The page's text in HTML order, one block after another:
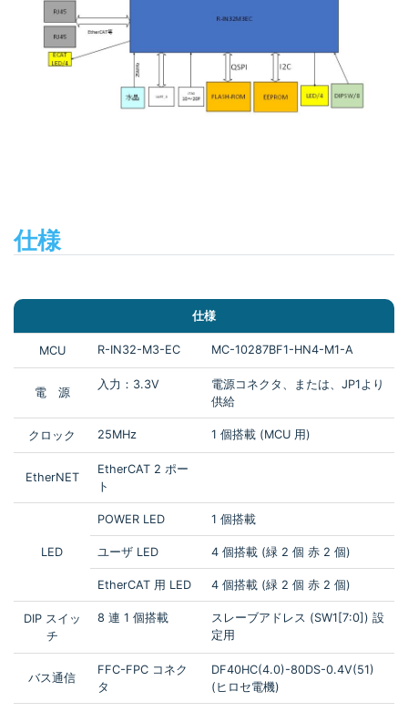
仕様
仕様
MCU R-IN32-M3-EC MC-10287BF1-HN4-M1-A
電 源
入力：3.3V
電源コネクタ、または、JP1より
供給
クロック 25MHz 1 個搭載 (MCU 用)
EtherNET
EtherCAT 2 ポー
ト
LED
POWER LED 1 個搭載
ユーザ LED 4 個搭載 (緑 2 個 赤 2 個)
EtherCAT 用 LED 4 個搭載 (緑 2 個 赤 2 個)
DIP スイッ
チ
8 連 1 個搭載
スレーブアドレス (SW1[7:0]) 設
定用
バス通信
FFC-FPC コネク
タ
DF40HC(4.0)-80DS-0.4V(51)
(ヒロセ電機)